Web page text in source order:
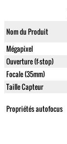
Nom du Produit
Mégapixel
Ouverture (f-stop)
Focale (35mm)
Taille Capteur
Propriétés autofocus